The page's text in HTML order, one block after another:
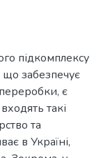
підкомплексу
забезпечує
є
такі
та
в Україні,